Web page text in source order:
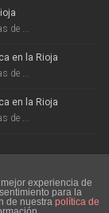
de ...
en la Rioja
de ...
en la Rioja
de ...
experiencia de
para la
de nuestra política de